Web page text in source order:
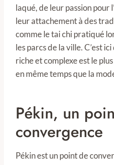
laqué, de leur passion pour
leur attachement à des
comme le tai chi pratiqué
les parcs de la ville. C’est
riche et complexe est le
en même temps que la
Pékin, un
convergence
Pékin est un point de